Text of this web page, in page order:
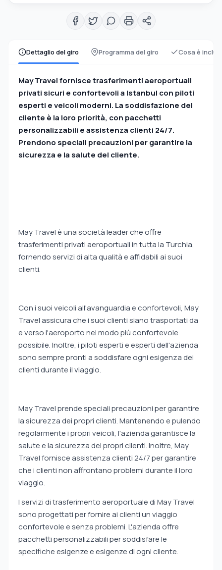
Dettaglio del giro Programma del giro Cosa è
May Travel fornisce trasferimenti aeroportuali
privati sicuri e confortevoli a Istanbul con piloti
esperti e veicoli moderni. La soddisfazione del
cliente è la loro priorità, con pacchetti
personalizzabili e assistenza clienti 24/7.
Prendono speciali precauzioni per garantire la
sicurezza e la salute del cliente.
May Travel è una società leader che offre
trasferimenti privati aeroportuali in tutta la Turchia,
fornendo servizi di alta qualità e affidabili ai suoi
clienti.
Con i suoi veicoli all'avanguardia e confortevoli, May
Travel assicura che i suoi clienti siano trasportati da
e verso l'aeroporto nel modo più confortevole
possibile. Inoltre, i piloti esperti e esperti dell'azienda
sono sempre pronti a soddisfare ogni esigenza dei
clienti durante il viaggio.
May Travel prende speciali precauzioni per garantire
la sicurezza dei propri clienti. Mantenendo e pulendo
regolarmente i propri veicoli, l'azienda garantisce la
salute e la sicurezza dei propri clienti. Inoltre, May
Travel fornisce assistenza clienti 24/7 per garantire
che i clienti non affrontano problemi durante il loro
viaggio.
I servizi di trasferimento aeroportuale di May Travel
sono progettati per fornire ai clienti un viaggio
confortevole e senza problemi. L'azienda offre
pacchetti personalizzabili per soddisfare le
specifiche esigenze e esigenze di ogni cliente.